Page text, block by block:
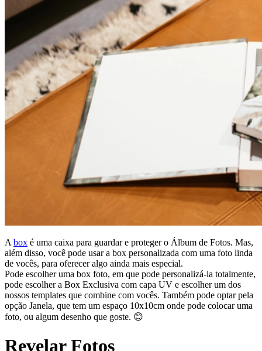
A box é uma caixa para guardar e proteger o Álbum de Fotos. Mas,
além disso, você pode usar a box personalizada com uma foto linda
de vocês, para oferecer algo ainda mais especial.
Pode escolher uma box foto, em que pode personalizá-la totalmente,
pode escolher a Box Exclusiva com capa UV e escolher um dos
nossos templates que combine com vocês. Também pode optar pela
opção Janela, que tem um espaço 10x10cm onde pode colocar uma
foto, ou algum desenho que goste. 😊
Revelar Fotos